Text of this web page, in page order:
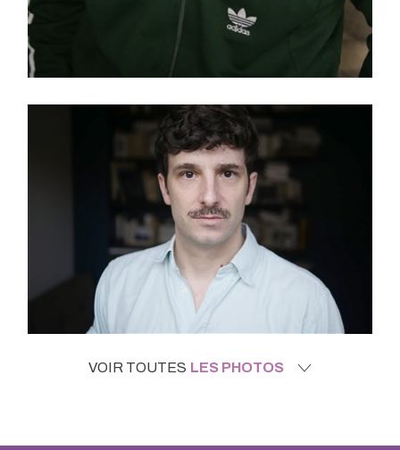
VOIR TOUTES LES PHOTOS